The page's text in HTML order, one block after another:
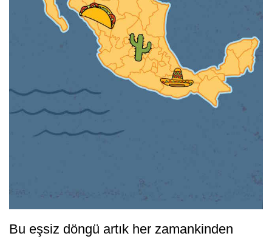
Bu eşsiz döngü artık her zamankinden